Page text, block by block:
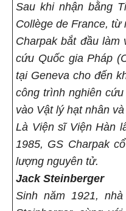
Sau khi nhận bằng
Collège de France, từ
Charpak bắt đầu làm
cứu Quốc gia Pháp
tại Geneva cho đến
công trình nghiên
vào Vật lý hạt nhân
Là Viện sĩ Viện Hàn
1985, GS Charpak
lượng nguyên tử.
Jack Steinberger
Sinh năm 1921,